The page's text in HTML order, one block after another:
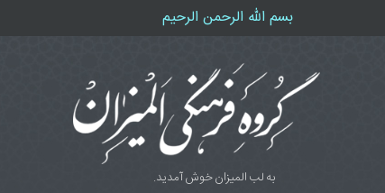
بسم الله الرحمن الرحیم
به لب المیزان خوش آمدید.